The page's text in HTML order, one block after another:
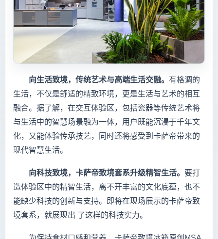
向生活致境，传统艺术与高端生活交融。 有格调的
生活，不仅是舒适的精致环境，更是生活与艺术的相互
融合。据了解，在交互体验区，包括瓷器等传统艺术将
与生活中的智慧场景融为一体，用户既能沉浸于千年文
化，又能体验传承技艺，同时还将感受到卡萨帝带来的
现代智慧生活。
向科技致境，卡萨帝致境套系升级精智生活。 要打
造体验区中的精智生活，离不开丰富的文化底蕴，也不
能缺少科技的创新与支持。即将在现场展示的卡萨帝致
境套系，就展现出 了这样的科技实力。